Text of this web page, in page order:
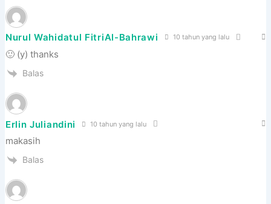
Nurul Wahidatul FitriAl-Bahrawi 10 tahun yang lalu
🙂 (y) thanks
Balas
Erlin Juliandini 10 tahun yang lalu
makasih
Balas